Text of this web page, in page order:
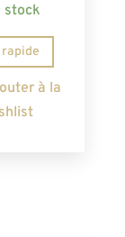
stock
rapide
à la